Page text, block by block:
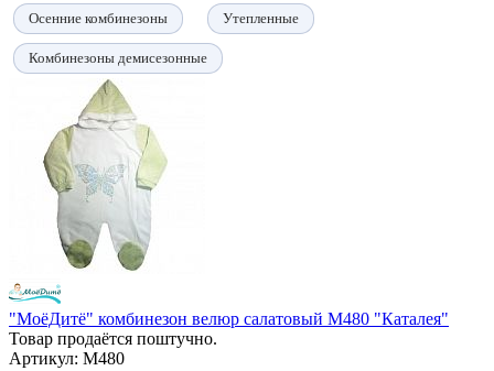
Осенние комбинезоны Утепленные
Комбинезоны демисезонные
"МоёДитё" комбинезон велюр салатовый М480 "Каталея"
Товар продаётся поштучно.
Артикул: М480